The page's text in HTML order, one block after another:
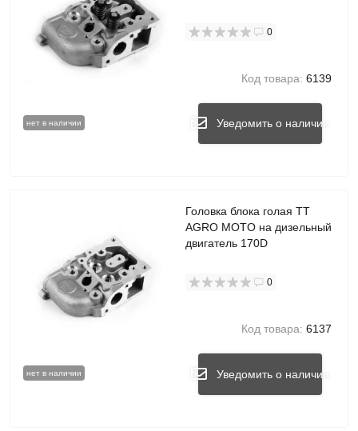
нет в наличии
0
Код товара: 6139
Уведомить о наличии
нет в наличии
Головка блока голая TT
AGRO MOTO на дизельный
двигатель 170D
0
Код товара: 6137
Уведомить о наличии